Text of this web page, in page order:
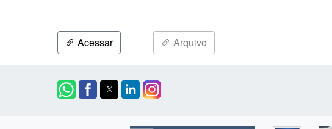
Acessar Arquivo